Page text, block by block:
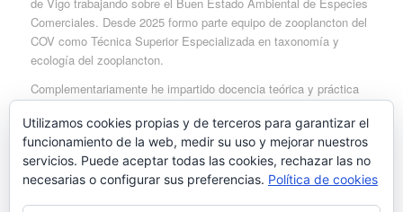
Comerciales. Desde 2025 formo parte equipo de zooplancton del
COV como Técnica Superior Especializada en taxonomía y
ecología del zooplancton.
Complementariamente he impartido docencia teórica y práctica
cursos en el CNR sobre ecología marina, la mayoría de ellos
sobre metodologías de trabajo con plancton.
https://www.researchgate.net/profile/Isabel-Maneiro-Estraviz
Utilizamos cookies propias y de terceros para garantizar el
funcionamiento de la web, medir su uso y mejorar nuestros
servicios. Puede aceptar todas las cookies, rechazar las no
necesarias o configurar sus preferencias. Política de cookies